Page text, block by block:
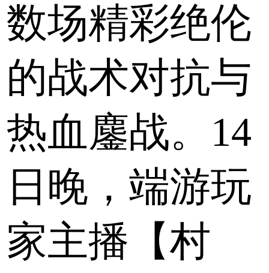
数场精彩绝伦
的战术对抗与
热血鏖战。14
日晚，端游玩
家主播【村